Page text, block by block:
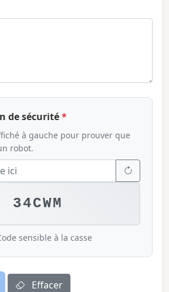
de sécurité*
à gauche pour prouver que
robot.
34CWM
sensible à la casse
Effacer